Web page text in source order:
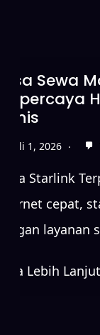
Sewa
Juli 1, 2026
Starlink
cepat,
layanan
Lebih Lanjut